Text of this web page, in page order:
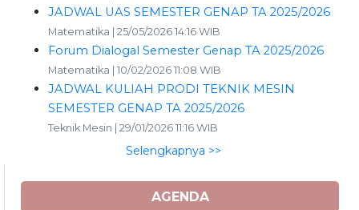
JADWAL UAS SEMESTER GENAP TA 2025/2026
Matematika | 25/05/2026 14:16 WIB
Forum Dialogal Semester Genap TA 2025/2026
Matematika | 10/02/2026 11:08 WIB
JADWAL KULIAH PRODI TEKNIK MESIN
SEMESTER GENAP TA 2025/2026
Teknik Mesin | 29/01/2026 11:16 WIB
Selengkapnya >>
AGENDA